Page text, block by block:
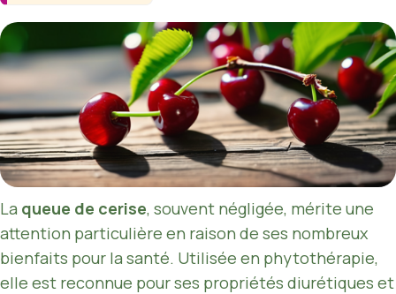
La queue de cerise, souvent négligée, mérite une
attention particulière en raison de ses nombreux
bienfaits pour la santé. Utilisée en phytothérapie,
elle est reconnue pour ses propriétés diurétiques et